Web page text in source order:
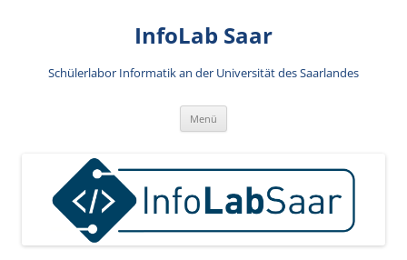
InfoLab Saar
Schülerlabor Informatik an der Universität des Saarlandes
Menü